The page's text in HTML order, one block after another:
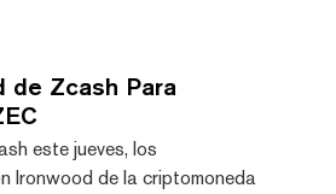
de Zcash Para
este jueves, los
Ironwood de la criptomoneda